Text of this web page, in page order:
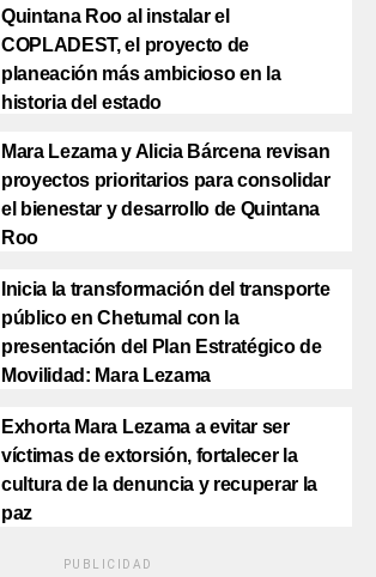
Quintana Roo al instalar el
COPLADEST, el proyecto de
planeación más ambicioso en la
historia del estado
Mara Lezama y Alicia Bárcena revisan
proyectos prioritarios para consolidar
el bienestar y desarrollo de Quintana
Roo
Inicia la transformación del transporte
público en Chetumal con la
presentación del Plan Estratégico de
Movilidad: Mara Lezama
Exhorta Mara Lezama a evitar ser
víctimas de extorsión, fortalecer la
cultura de la denuncia y recuperar la
paz
PUBLICIDAD